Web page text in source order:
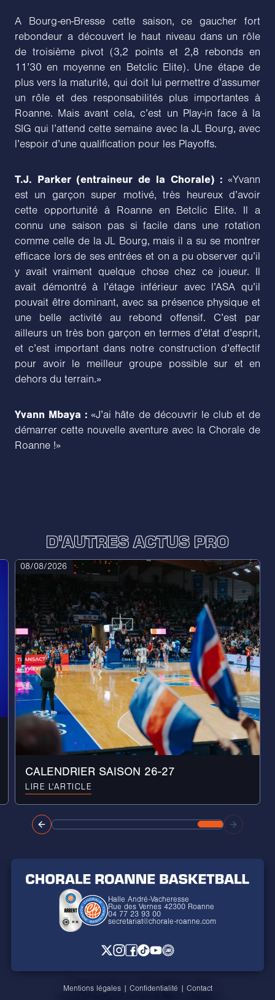
A Bourg-en-Bresse cette saison, ce gaucher fort
rebondeur a découvert le haut niveau dans un rôle
de troisième pivot (3,2 points et 2,8 rebonds en
11’30 en moyenne en Betclic Elite). Une étape de
plus vers la maturité, qui doit lui permettre d’assumer
un rôle et des responsabilités plus importantes à
Roanne. Mais avant cela, c’est un Play-in face à la
SIG qui l’attend cette semaine avec la JL Bourg, avec
l’espoir d’une qualification pour les Playoffs.
T.J. Parker (entraineur de la Chorale) : «Yvann
est un garçon super motivé, très heureux d’avoir
cette opportunité à Roanne en Betclic Elite. Il a
connu une saison pas si facile dans une rotation
comme celle de la JL Bourg, mais il a su se montrer
efficace lors de ses entrées et on a pu observer qu’il
y avait vraiment quelque chose chez ce joueur. Il
avait démontré à l’étage inférieur avec l’ASA qu’il
pouvait être dominant, avec sa présence physique et
une belle activité au rebond offensif. C’est par
ailleurs un très bon garçon en termes d’état d’esprit,
et c’est important dans notre construction d’effectif
pour avoir le meilleur groupe possible sur et en
dehors du terrain.»
Yvann Mbaya : «J’ai hâte de découvrir le club et de
démarrer cette nouvelle aventure avec la Chorale de
Roanne !»
D'AUTRES ACTUS PRO
08/08/2026
CALENDRIER SAISON 26-27
LIRE L'ARTICLE
Halle André-Vacheresse
Rue des Vernes 42300 Roanne
04 77 23 93 00
secretariat@chorale-roanne.com
Mentions légales| Confidentialité | Contact